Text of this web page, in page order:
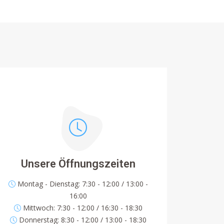
Unsere Öffnungszeiten
Montag - Dienstag: 7:30 - 12:00 / 13:00 -
16:00
Mittwoch: 7:30 - 12:00 / 16:30 - 18:30
Donnerstag: 8:30 - 12:00 / 13:00 - 18:30